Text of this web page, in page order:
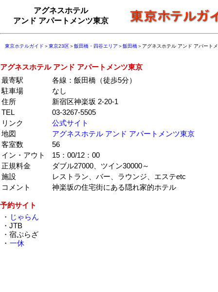
アグネスホテル
アンド アパートメンツ東京
東京ホテルガイド ＞東京23区＞飯田橋・四谷エリア ＞飯田橋＞アグネスホテル アンド アパート
アグネスホテル アンド アパートメンツ東京
最寄駅
各線：飯田橋（徒歩5分）
駐車場
なし
住所
新宿区神楽坂 2-20-1
TEL
03-3267-5505
リンク
公式サイト
地図
アグネスホテル アンド アパートメンツ東京
客室数
56
イン・アウト
15：00/12：00
正規料金
ダブル27000、ツイン30000～
施設
レストラン、バー、ラウンジ、エステetc
コメント
神楽坂の住宅街にある隠れ家的ホテル
予約サイト
・ じゃらん
・JTB
・宿ぷらざ
・ 一休